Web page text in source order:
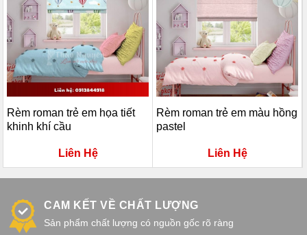
Rèm roman trẻ em họa tiết
khinh khí cầu
Liên Hệ
Rèm roman trẻ em màu hồng
pastel
Liên Hệ
CAM KẾT VỀ CHẤT LƯỢNG
Sản phẩm chất lượng có nguồn gốc rõ ràng